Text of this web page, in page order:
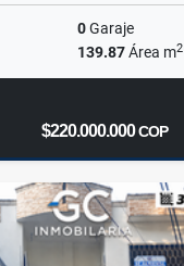
0Garaje
139.87Área m2
$220.000.000COP